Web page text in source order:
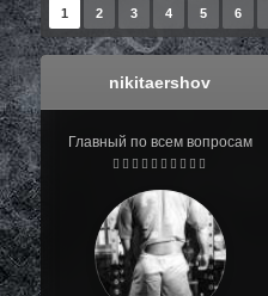
1 2 3 4 5 6
nikitaershov
Главный по всем вопросам